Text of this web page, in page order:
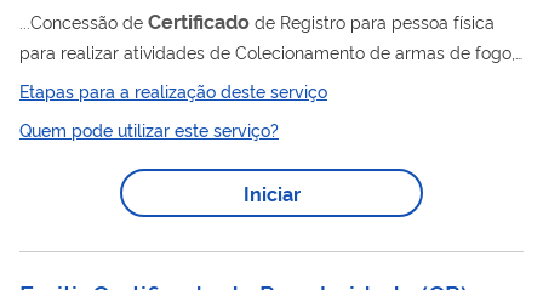
...Concessão de Certificado de Registro para pessoa física
para realizar atividades de Colecionamento de armas de fogo,
Tiro Desportivo e Caça.
Etapas para a realização deste serviço
Quem pode utilizar este serviço?
Iniciar